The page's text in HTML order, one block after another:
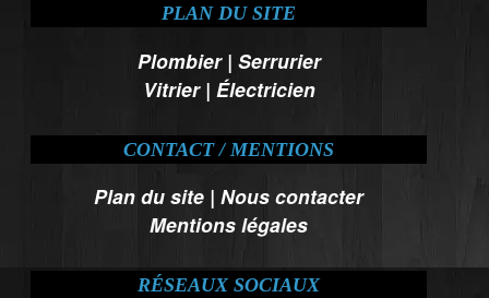
PLAN DU SITE
Plombier| Serrurier
Vitrier| Électricien
CONTACT / MENTIONS
Plan du site |Nous contacter
Mentions légales
RÉSEAUX SOCIAUX